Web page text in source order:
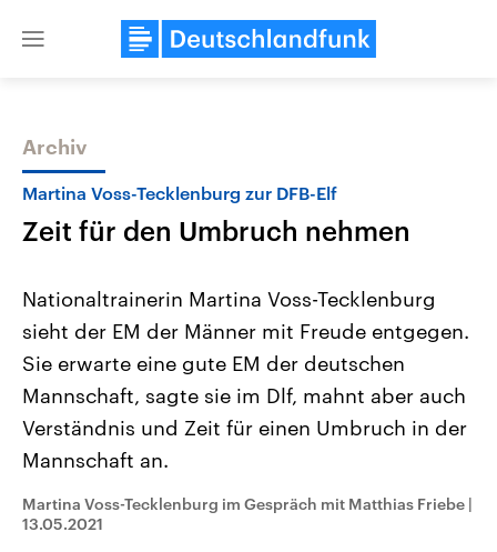
Close
Themen
Landtagswahl Sachsen-Anhalt
2026
Alle Informationen
Sachsen-Anhalt wählt am 6.
September 2026 einen neuen
Bundesland von einer Koalition aus
CDU, SPD und FDP regiert.-
Umfragen, Prognosen,
Aktuelle Beiträge,
Hintergründe
Wirtschaftlich und
mit großem Einfluss auf
aktuelle Weltgeschehen.
Archiv
Martina Voss-Tecklenburg zur DFB-Elf
Zeit für den Umbruch nehmen
Nationaltrainerin Martina Voss-Tecklenburg
sieht der EM der Männer mit Freude entgegen.
Sie erwarte eine gute EM der deutschen
Mannschaft, sagte sie im Dlf, mahnt aber auch
Verständnis und Zeit für einen Umbruch in der
Mannschaft an.
Martina Voss-Tecklenburg im Gespräch mit Matthias Friebe |
13.05.2021